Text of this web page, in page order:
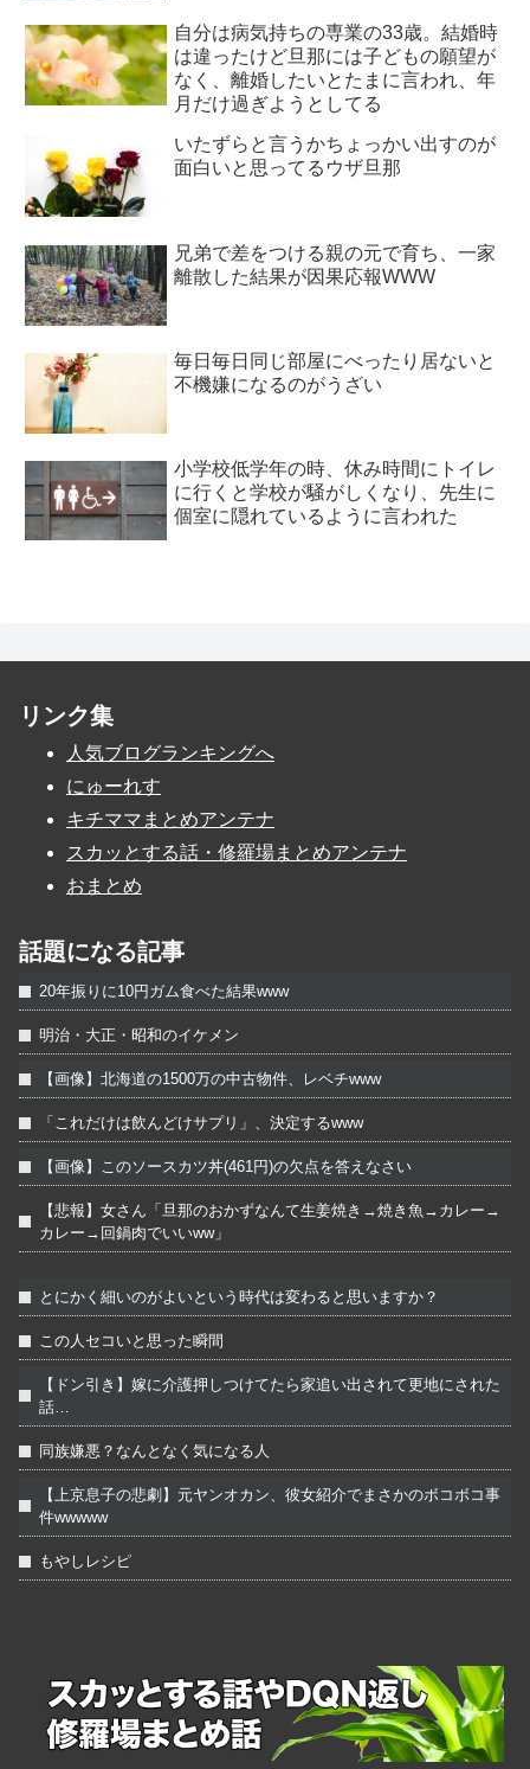
自分は病気持ちの専業の33歳。結婚時
は違ったけど旦那には子どもの願望が
なく、離婚したいとたまに言われ、年
月だけ過ぎようとしてる
いたずらと言うかちょっかい出すのが
面白いと思ってるウザ旦那
兄弟で差をつける親の元で育ち、一家
離散した結果が因果応報WWW
毎日毎日同じ部屋にべったり居ないと
不機嫌になるのがうざい
小学校低学年の時、休み時間にトイレ
に行くと学校が騒がしくなり、先生に
個室に隠れているように言われた
リンク集
人気ブログランキングへ
にゅーれす
キチママまとめアンテナ
スカッとする話・修羅場まとめアンテナ
おまとめ
話題になる記事
20年振りに10円ガム食べた結果www
明治・大正・昭和のイケメン
【画像】北海道の1500万の中古物件、レベチwww
「これだけは飲んどけサプリ」、決定するwww
【画像】このソースカツ丼(461円)の欠点を答えなさい
【悲報】女さん「旦那のおかずなんて生姜焼き→焼き魚→カレー→
カレー→回鍋肉でいいww」
とにかく細いのがよいという時代は変わると思いますか？
この人セコいと思った瞬間
【ドン引き】嫁に介護押しつけてたら家追い出されて更地にされた
話…
同族嫌悪？なんとなく気になる人
【上京息子の悲劇】元ヤンオカン、彼女紹介でまさかのボコボコ事
件wwwww
もやしレシピ